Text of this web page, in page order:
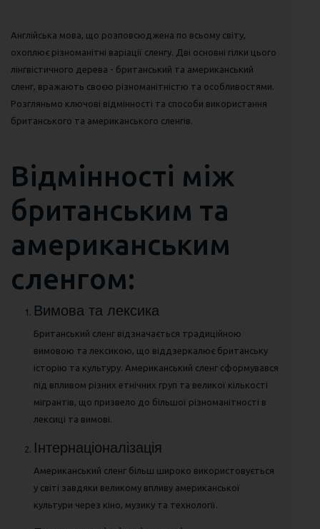
Англійська мова, що розповсюджена по всьому світу,
охоплює різноманітні варіації сленгу. Дві основні гілки цього
лінгвістичного дерева - британський та американський
сленг, вражають своєю різноманітністю та особливостями.
Розгляньмо ключові відмінності та способи використання
британського та американського сленгів.
Відмінності між
британським та
американським
сленгом:
Вимова та лексика
Британський сленг відзначається традиційною
вимовою та лексикою, що віддзеркалює британську
історію та культуру. Американський сленг сформувався
під впливом різних етнічних груп та великої кількості
мігрантів, що призвело до більшої різноманітності в
лексиці та вимові.
Інтернаціоналізація
Американський сленг більш широко використовується
у світі завдяки великому впливу американської
культури через кіно, музику та технології.